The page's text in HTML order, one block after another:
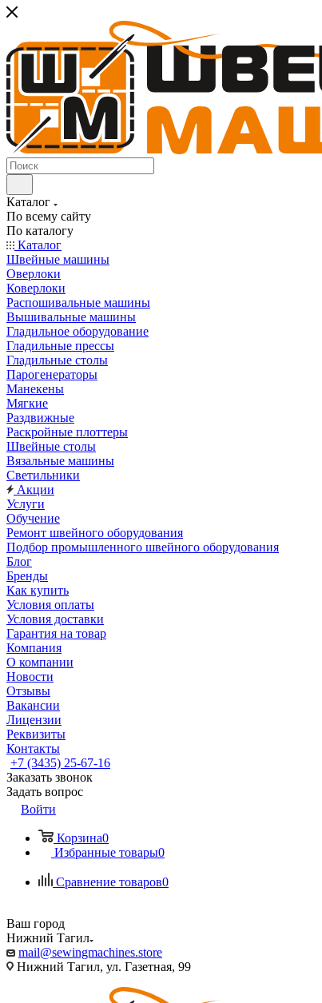
Каталог
По всему сайту
По каталогу
Каталог
Швейные машины
Оверлоки
Коверлоки
Распошивальные машины
Вышивальные машины
Гладильное оборудование
Гладильные прессы
Гладильные столы
Парогенераторы
Манекены
Мягкие
Раздвижные
Раскройные плоттеры
Швейные столы
Вязальные машины
Светильники
Акции
Услуги
Обучение
Ремонт швейного оборудования
Подбор промышленного швейного оборудования
Блог
Бренды
Как купить
Условия оплаты
Условия доставки
Гарантия на товар
Компания
О компании
Новости
Отзывы
Вакансии
Лицензии
Реквизиты
Контакты
+7 (3435) 25-67-16
Заказать звонок
Задать вопрос
Войти
Корзина0
Избранные товары0
Сравнение товаров0
Ваш город
Нижний Тагил
mail@sewingmachines.store
Нижний Тагил, ул. Газетная, 99